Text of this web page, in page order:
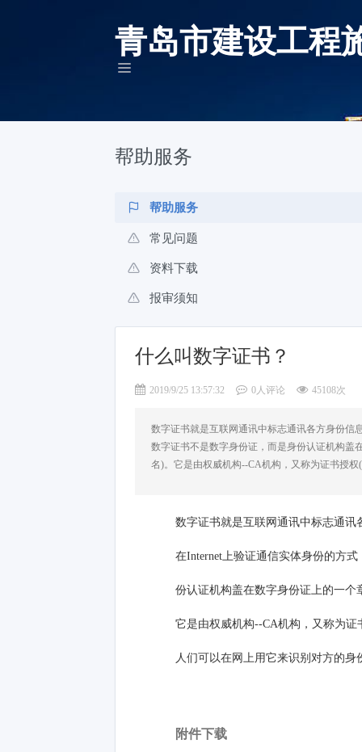
青岛市建设工程
帮助服务
帮助服务
常见问题
资料下载
报审须知
什么叫数字证书？
2019/9/25 13:57:32 0人评论 45108次
数字证书就是互联网通讯中标志通讯各方身份信
数字证书不是数字身份证，而是身份认证机构盖
名)。它是由权威机构--CA机构，又称为证书授
数字证书就是互联网通讯中标志通
在Internet上验证通信实体身份的方
份认证机构盖在数字身份证上的一
它是由权威机构--CA机构，又称为证
人们可以在网上用它来识别对方的身
附件下载